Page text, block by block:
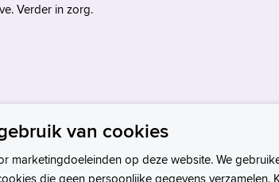
Verder in zorg.
van cookies
marketingdoeleinden op deze website. We
die geen persoonlijke gegevens verzamelen.